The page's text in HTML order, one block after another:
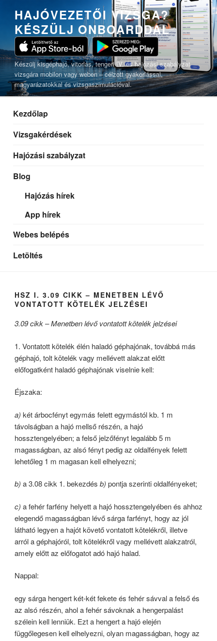
HAJÓVEZETŐI VIZSGA?
KÉSZÜLJ ONBOARDDAL
Készülj kisgéphajó, vitorlás, tengeri IV. és hajózási szabályzat
vizsgára mobilon vagy weben – célzott gyakorlással,
magyarázatokkal és vizsgaszimulációval.
Kezdőlap
Vizsgakérdések
Hajózási szabályzat
Blog
Hajózás hírek
App hírek
Webes belépés
Letöltés
HSZ I. 3.09 CIKK – MENETBEN LÉVŐ
VONTATOTT KÖTELÉK JELZÉSEI
3.09 cikk – Menetben lévő vontatott kötelék jelzései
1. Vontatott kötelék élén haladó géphajónak, továbbá más
géphajó, tolt kötelék vagy mellévett alakzat előtt
előfogatként haladó géphajónak viselnie kell:
Éjszaka:
a) két árbocfényt egymás felett egymástól kb. 1 m
távolságban a hajó mellső részén, a hajó
hossztengelyében; a felső jelzőfényt legalább 5 m
magasságban, az alsó fényt pedig az oldalfények felett
lehetőleg 1 m magasan kell elhelyezni;
b) a 3.08 cikk 1. bekezdés b) pontja szerinti oldalfényeket;
c) a fehér farfény helyett a hajó hossztengelyében és ahhoz
elegendő magasságban lévő sárga farfényt, hogy az jól
látható legyen a hajót követő vontatott kötelékről, illetve
arról a géphajóról, tolt kötelékről vagy mellévett alakzatról,
amely előtt az előfogatot adó hajó halad.
Nappal:
egy sárga hengert két-két fekete és fehér sávval a felső és
az alsó részén, ahol a fehér sávoknak a hengerpalást
szélein kell lenniük. Ezt a hengert a hajó elején
függőlegesen kell elhelyezni, olyan magasságban, hogy az